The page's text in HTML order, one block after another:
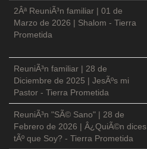
2Âª ReuniÃ³n familiar | 01 de
Marzo de 2026 | Shalom - Tierra
Prometida
ReuniÃ³n familiar | 28 de
Diciembre de 2025 | JesÃºs mi
Pastor - Tierra Prometida
ReuniÃ³n "SÃ© Sano" | 28 de
Febrero de 2026 | Â¿QuiÃ©n dices
tÃº que Soy? - Tierra Prometida